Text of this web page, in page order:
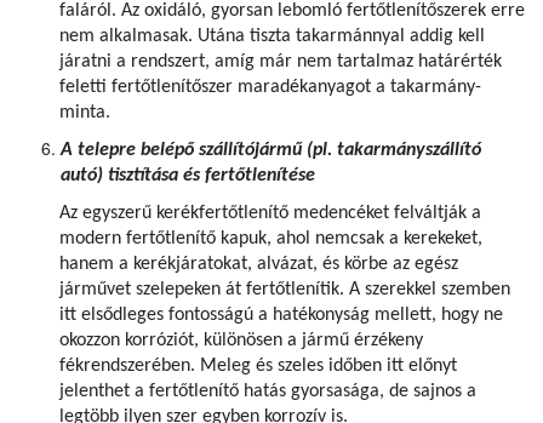
faláról. Az oxidáló, gyorsan lebomló fertőtlenítőszerek erre
nem alkalmasak. Utána tiszta takarmánnyal addig kell
járatni a rendszert, amíg már nem tartalmaz határérték
feletti fertőtlenítőszer maradékanyagot a takarmány-
minta.
A telepre belépő szállítójármű (pl. takarmányszállító
autó) tisztítása és fertőtlenítése
Az egyszerű kerékfertőtlenítő medencéket felváltják a
modern fertőtlenítő kapuk, ahol nemcsak a kerekeket,
hanem a kerékjáratokat, alvázat, és körbe az egész
járművet szelepeken át fertőtlenítik. A szerekkel szemben
itt elsődleges fontosságú a hatékonyság mellett, hogy ne
okozzon korróziót, különösen a jármű érzékeny
fékrendszerében. Meleg és szeles időben itt előnyt
jelenthet a fertőtlenítő hatás gyorsasága, de sajnos a
legtöbb ilyen szer egyben korrozív is.